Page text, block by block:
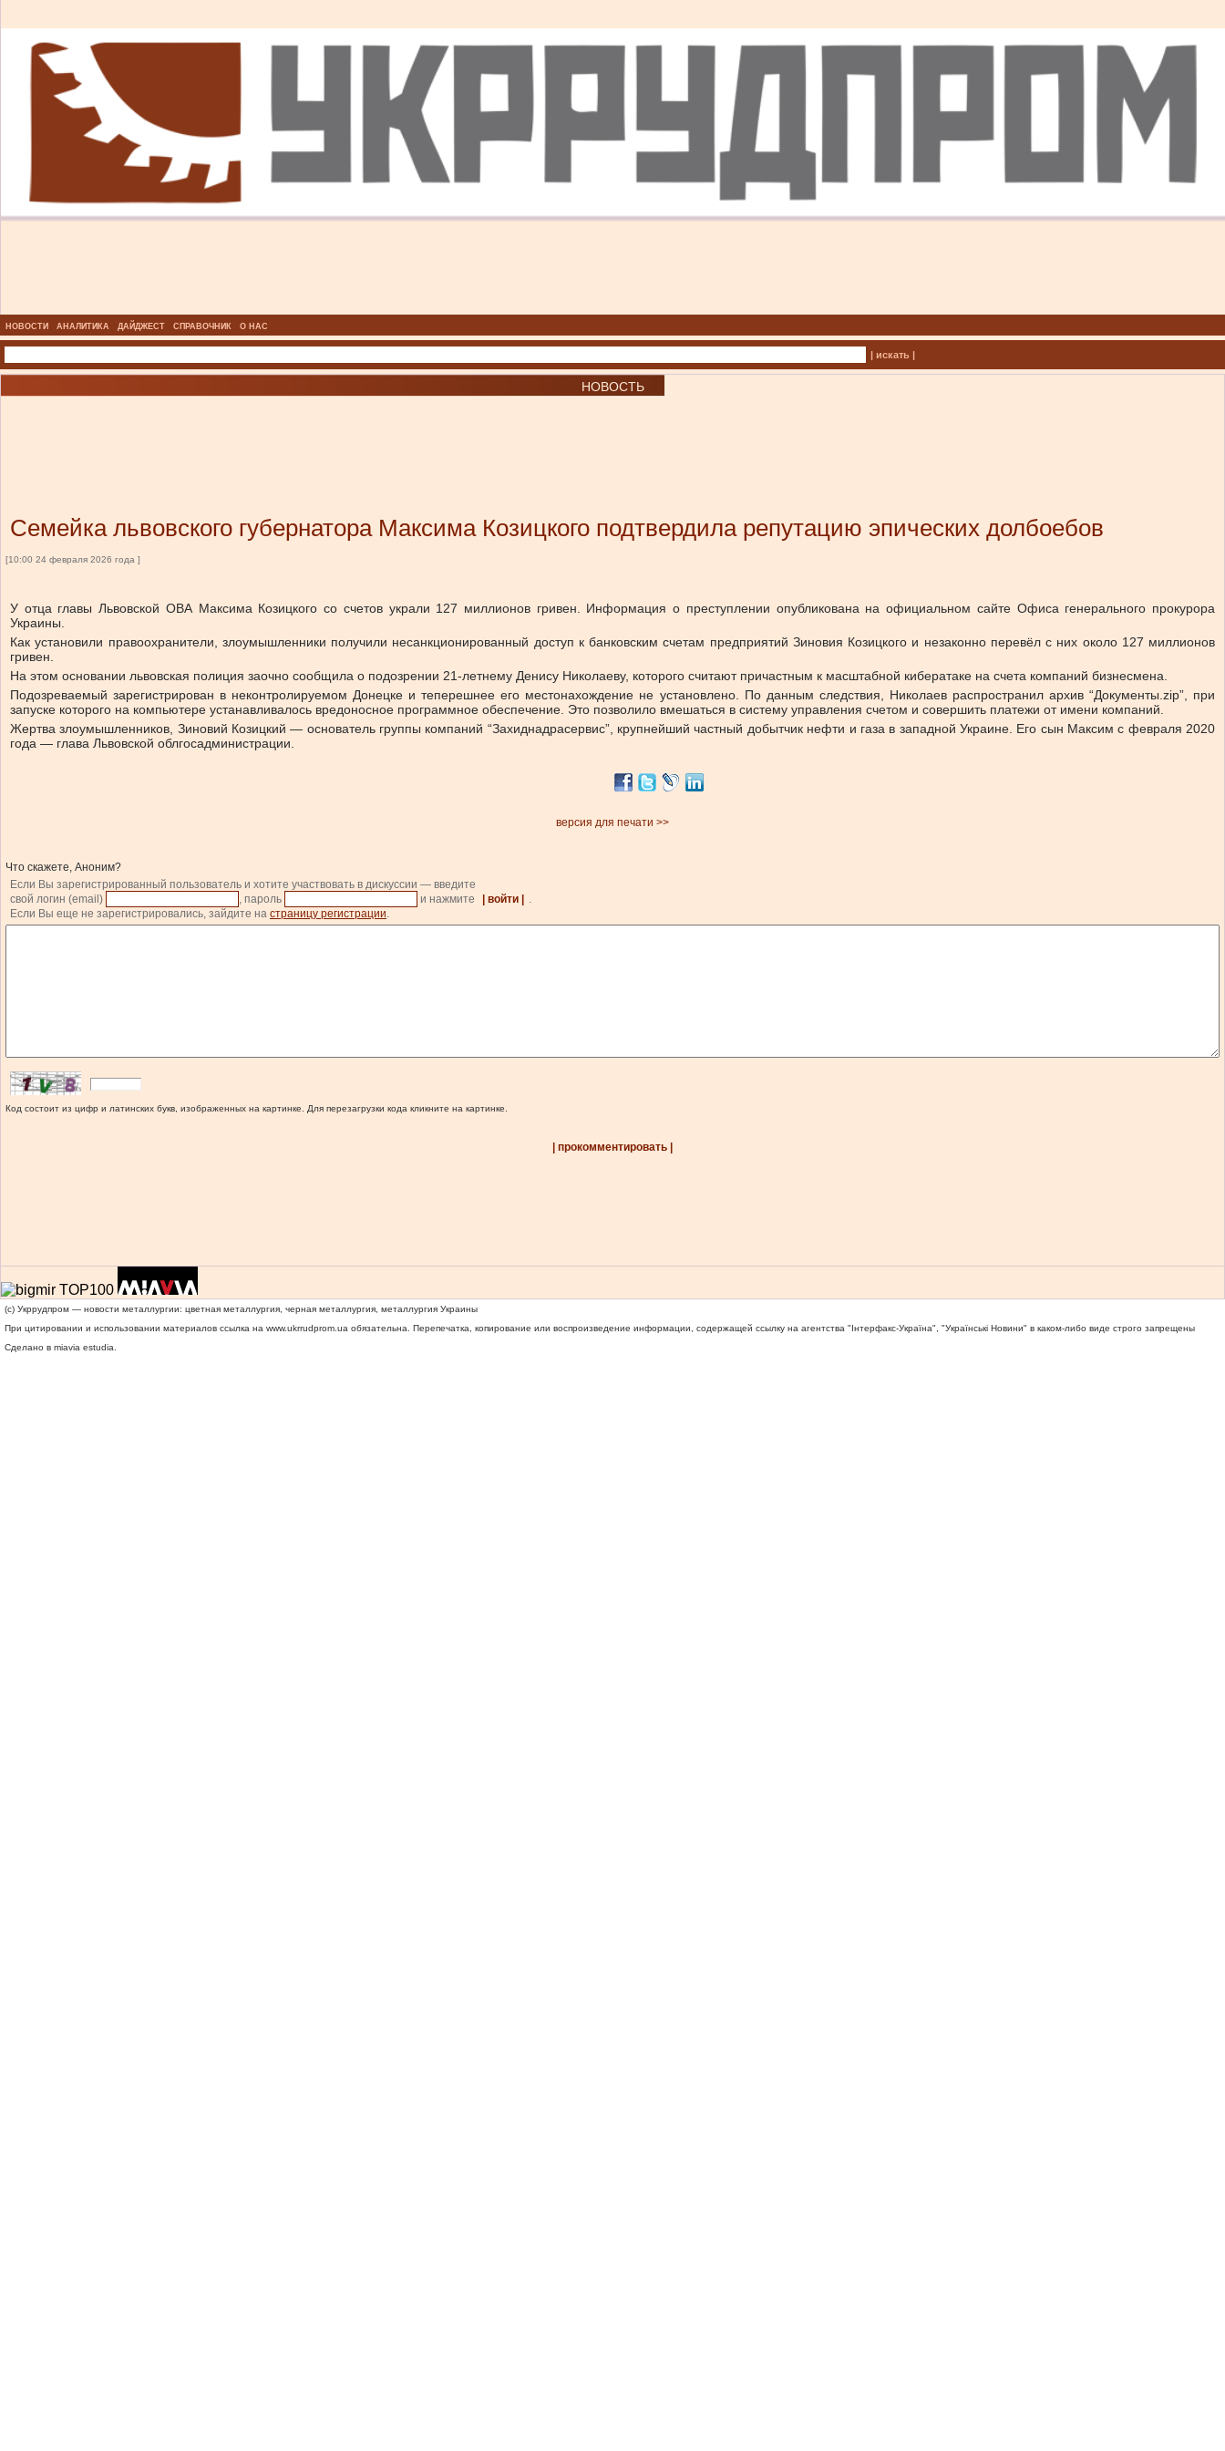
НОВОСТИ АНАЛИТИКА ДАЙДЖЕСТ СПРАВОЧНИК О НАС
| искать |
НОВОСТЬ
Семейка львовского губернатора Максима Козицкого подтвердила репутацию эпических долбоебов
[10:00 24 февраля 2026 года ]
У отца главы Львовской ОВА Максима Козицкого со счетов украли 127 миллионов гривен. Информация о преступлении опубликована на официальном сайте Офиса генерального прокурора
Украины.
Как установили правоохранители, злоумышленники получили несанкционированный доступ к банковским счетам предприятий Зиновия Козицкого и незаконно перевёл с них около 127 миллионов
гривен.
На этом основании львовская полиция заочно сообщила о подозрении 21-летнему Денису Николаеву, которого считают причастным к масштабной кибератаке на счета компаний бизнесмена.
Подозреваемый зарегистрирован в неконтролируемом Донецке и теперешнее его местонахождение не установлено. По данным следствия, Николаев распространил архив “Документы.zip”, при
запуске которого на компьютере устанавливалось вредоносное программное обеспечение. Это позволило вмешаться в систему управления счетом и совершить платежи от имени компаний.
Жертва злоумышленников, Зиновий Козицкий — основатель группы компаний “Захиднадрасервис”, крупнейший частный добытчик нефти и газа в западной Украине. Его сын Максим с февраля 2020
года — глава Львовской облгосадминистрации.
версия для печати >>
Что скажете, Аноним?
Если Вы зарегистрированный пользователь и хотите участвовать в дискуссии — введите
свой логин (email)
, пароль и нажмите | войти |
.
Если Вы еще не зарегистрировались, зайдите на страницу регистрации.
Код состоит из цифр и латинских букв, изображенных на картинке. Для перезагрузки кода кликните на картинке.
| прокомментировать |
(c) Укррудпром — новости металлургии: цветная металлургия, черная металлургия, металлургия Украины
При цитировании и использовании материалов ссылка на www.ukrrudprom.ua обязательна. Перепечатка, копирование или воспроизведение информации, содержащей ссылку на агентства "Iнтерфакс-Україна", "Українськi Новини" в каком-либо виде строго запрещены
Сделано в miavia estudia.